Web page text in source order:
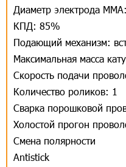
Диаметр электрода
КПД: 85%
Подающий механизм:
Максимальная масса
Скорость подачи
Количество роликов: 1
Сварка порошковой
Холостой прогон
Смена полярности
Antistick